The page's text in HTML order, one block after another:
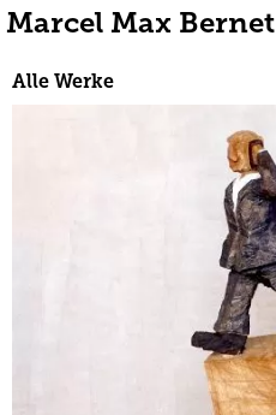
Skip
Marcel Max Bernet
Alle Werke